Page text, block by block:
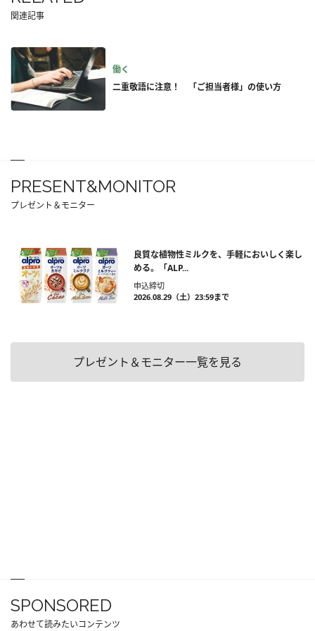
関連記事
働く
二重敬語に注意！ 「ご担当者様」の使い方
PRESENT&MONITOR
プレゼント＆モニター
良質な植物性ミルクを、手軽においしく楽し
める。「ALP...
申込締切
2026.08.29（土）23:59まで
プレゼント＆モニター一覧を見る
SPONSORED
あわせて読みたいコンテンツ